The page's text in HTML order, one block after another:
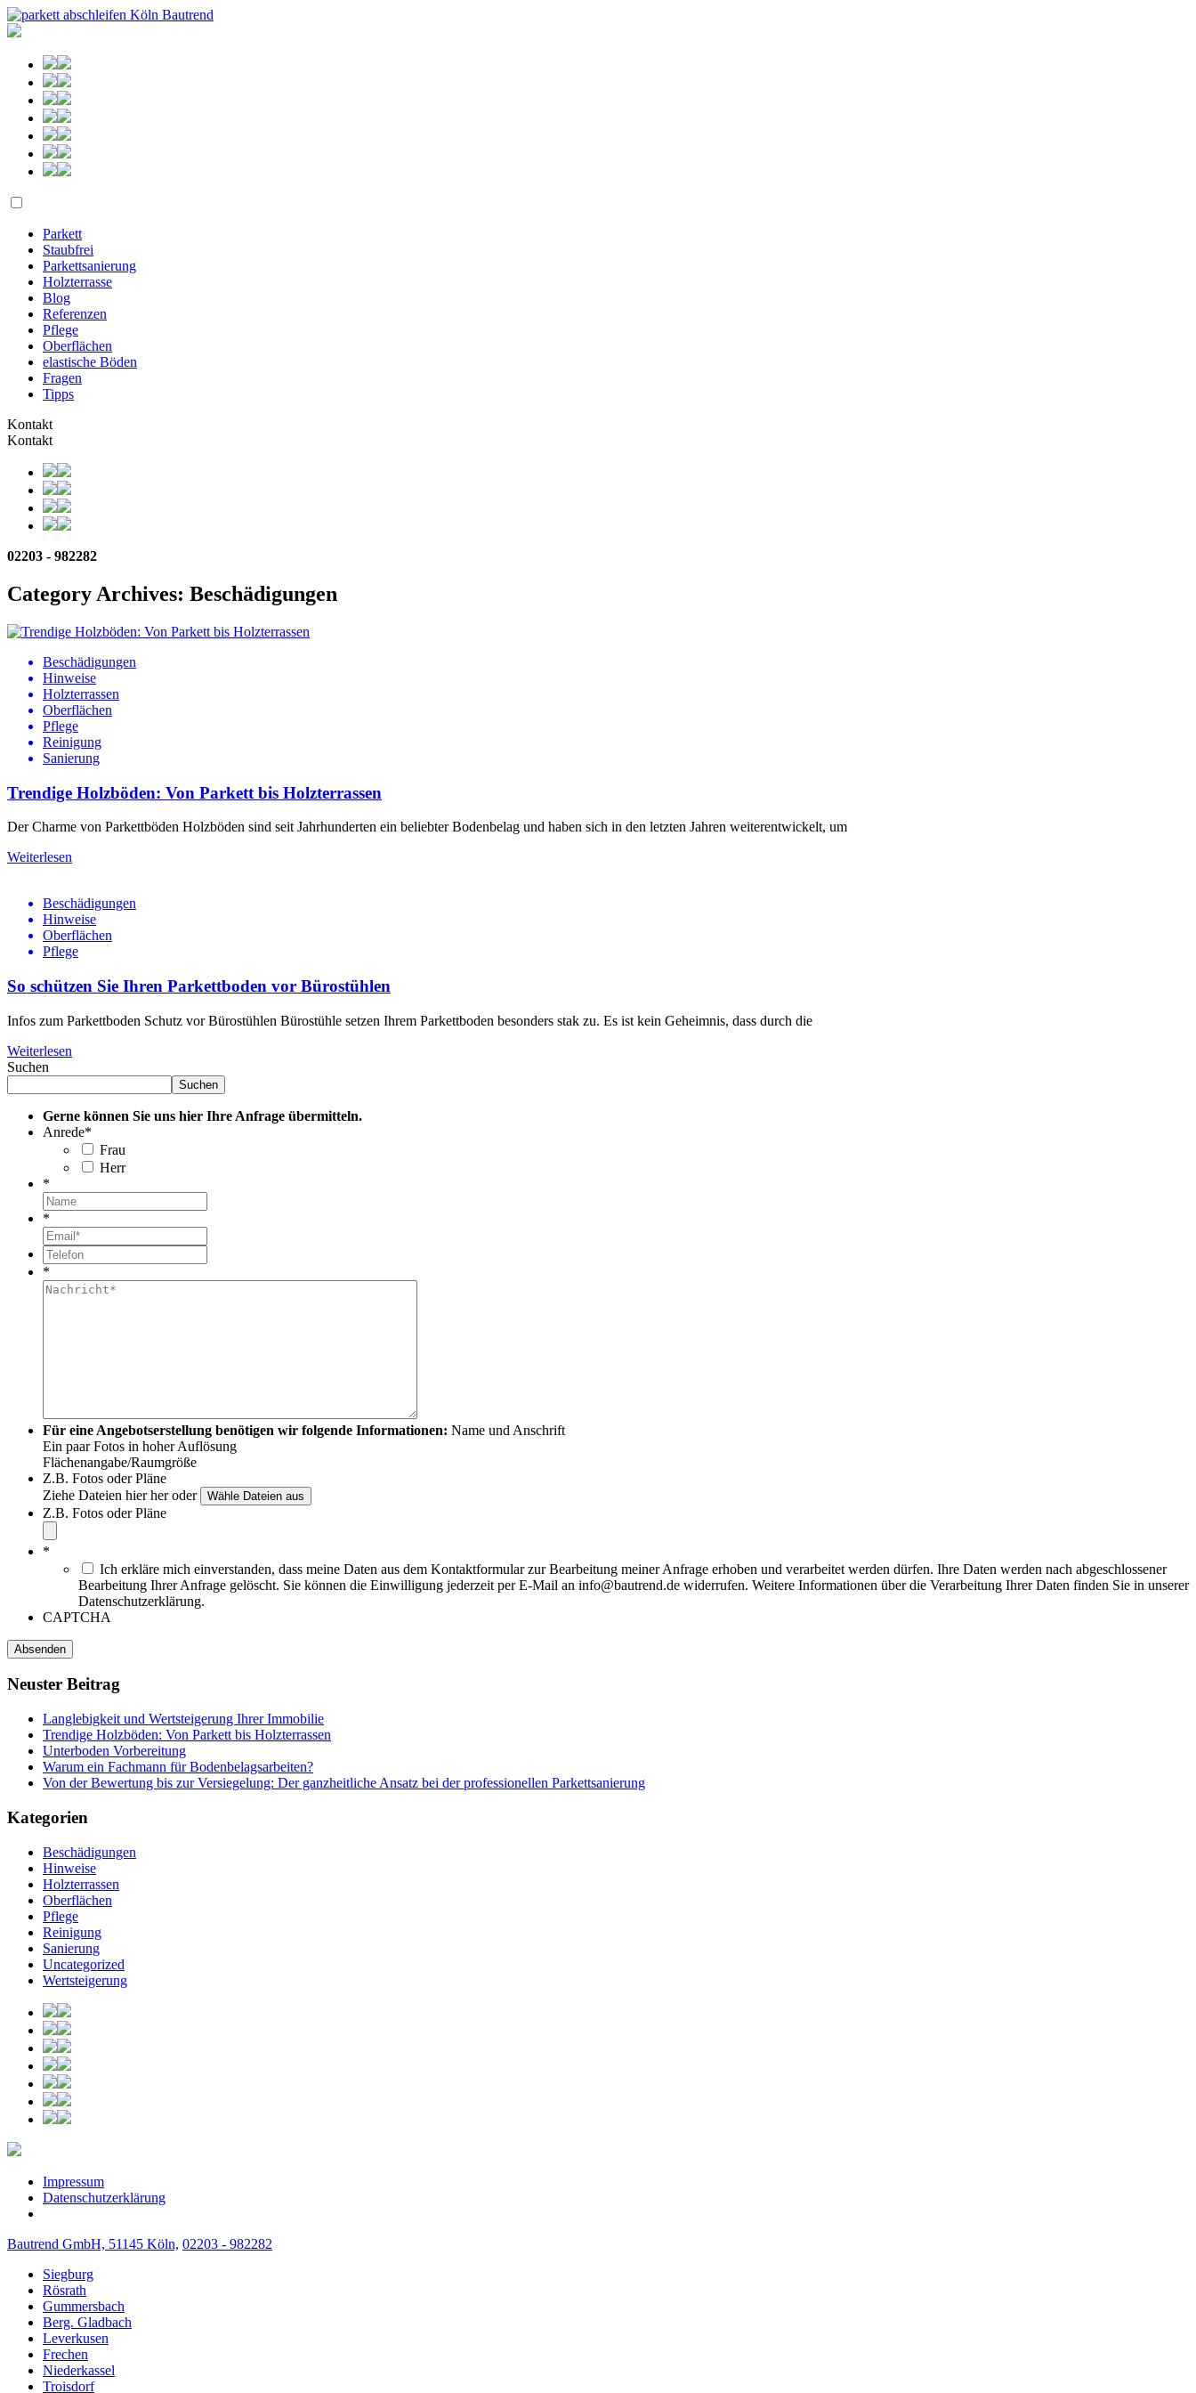
Parkett
Staubfrei
Parkettsanierung
Holzterrasse
Blog
Referenzen
Pflege
Oberflächen
elastische Böden
Fragen
Tipps
Kontakt
Kontakt
02203 - 982282
Category Archives: Beschädigungen
Beschädigungen
Hinweise
Holzterrassen
Oberflächen
Pflege
Reinigung
Sanierung
Trendige Holzböden: Von Parkett bis Holzterrassen
Der Charme von Parkettböden Holzböden sind seit Jahrhunderten ein beliebter Bodenbelag und haben sich in den letzten Jahren weiterentwickelt, um
Weiterlesen
Beschädigungen
Hinweise
Oberflächen
Pflege
So schützen Sie Ihren Parkettboden vor Bürostühlen
Infos zum Parkettboden Schutz vor Bürostühlen Bürostühle setzen Ihrem Parkettboden besonders stak zu. Es ist kein Geheimnis, dass durch die
Weiterlesen
Suchen
Suchen
Gerne können Sie uns hier Ihre Anfrage übermitteln.
Anrede*
Frau
Herr
*
*
*
Für eine Angebotserstellung benötigen wir folgende Informationen: Name und Anschrift
Ein paar Fotos in hoher Auflösung
Flächenangabe/Raumgröße
Z.B. Fotos oder Pläne
Ziehe Dateien hier her oder
Z.B. Fotos oder Pläne
*
Ich erkläre mich einverstanden, dass meine Daten aus dem Kontaktformular zur Bearbeitung meiner Anfrage erhoben und verarbeitet werden dürfen. Ihre Daten werden nach abgeschlossener
Bearbeitung Ihrer Anfrage gelöscht. Sie können die Einwilligung jederzeit per E-Mail an info@bautrend.de widerrufen. Weitere Informationen über die Verarbeitung Ihrer Daten finden Sie in unserer
Datenschutzerklärung.
CAPTCHA
Neuster Beitrag
Langlebigkeit und Wertsteigerung Ihrer Immobilie
Trendige Holzböden: Von Parkett bis Holzterrassen
Unterboden Vorbereitung
Warum ein Fachmann für Bodenbelagsarbeiten?
Von der Bewertung bis zur Versiegelung: Der ganzheitliche Ansatz bei der professionellen Parkettsanierung
Kategorien
Beschädigungen
Hinweise
Holzterrassen
Oberflächen
Pflege
Reinigung
Sanierung
Uncategorized
Wertsteigerung
Impressum
Datenschutzerklärung
Bautrend GmbH, 51145 Köln, 02203 - 982282
Siegburg
Rösrath
Gummersbach
Berg. Gladbach
Leverkusen
Frechen
Niederkassel
Troisdorf